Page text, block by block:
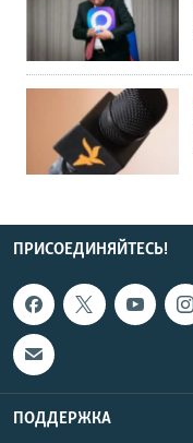
ПРИСОЕДИНЯЙТЕСЬ!
ПОДДЕРЖКА